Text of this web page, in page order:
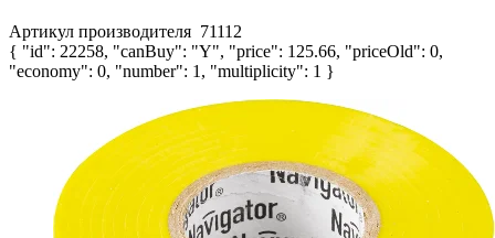
Артикул производителя 71112
{ "id": 22258, "canBuy": "Y", "price": 125.66, "priceOld": 0,
"economy": 0, "number": 1, "multiplicity": 1 }